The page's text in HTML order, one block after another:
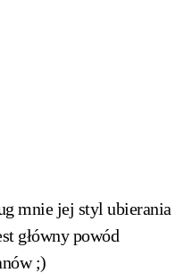
mnie jej styl ubierania
główny powód
;)